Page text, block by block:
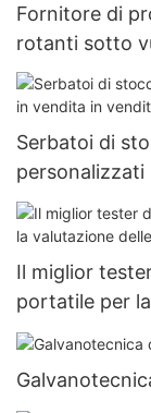
Fornitore di
rotanti sotto
Zhanghua
Serbatoi di
personalizzati
Zhanghua
Il miglior
portatile per
meccaniche -